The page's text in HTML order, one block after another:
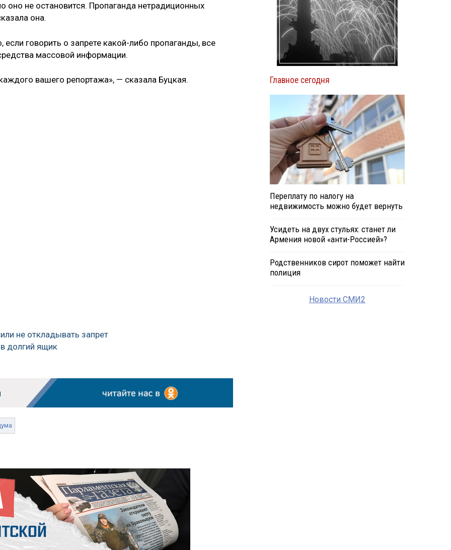
оно не остановится. Пропаганда нетрадиционных
она.
говорить о запрете какой-либо пропаганды, все
массовой информации.
вашего репортажа», — сказала Буцкая.
не откладывать запрет
долгий ящик
Главное сегодня
Переплату по налогу на
недвижимость можно будет вернуть
Усидеть на двух стульях: станет ли
Армения новой «анти-Россией»?
Родственников сирот поможет найти
полиция
Новости СМИ2